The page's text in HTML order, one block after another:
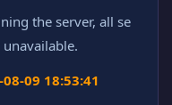
the server, all se
09 18:53:41